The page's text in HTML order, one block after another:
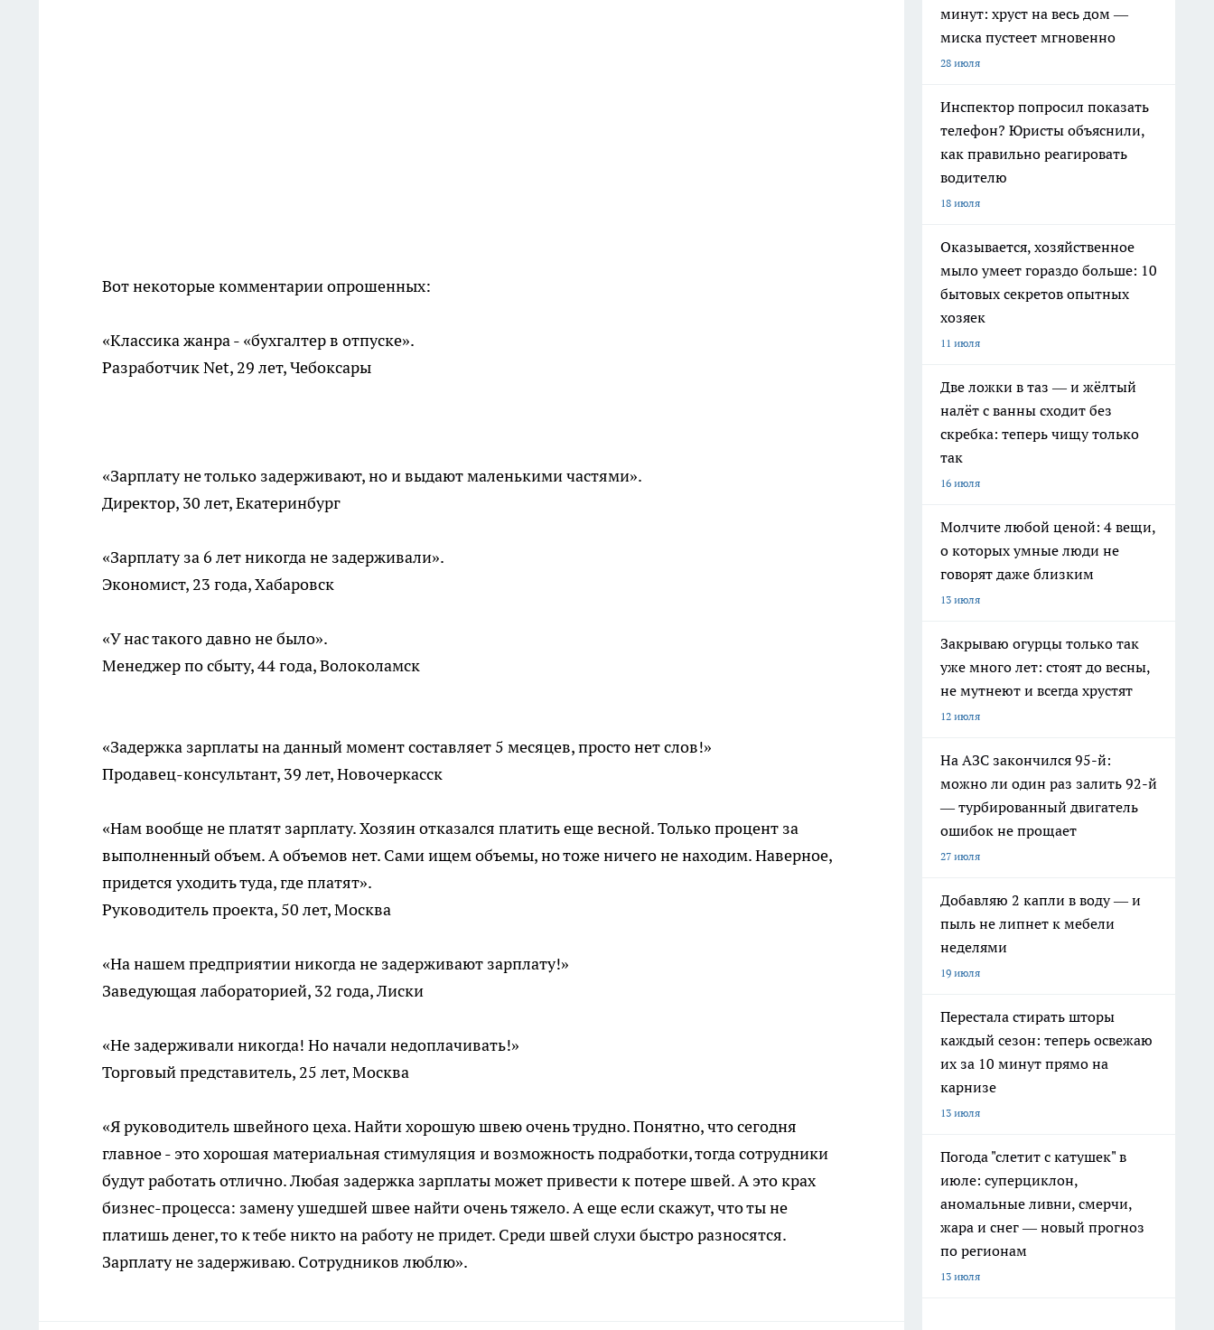
Вот некоторые комментарии опрошенных:
«Классика жанра - «бухгалтер в отпуске».
Разработчик Net, 29 лет, Чебоксары
«Зарплату не только задерживают, но и выдают маленькими частями».
Директор, 30 лет, Екатеринбург
«Зарплату за 6 лет никогда не задерживали».
Экономист, 23 года, Хабаровск
«У нас такого давно не было».
Менеджер по сбыту, 44 года, Волоколамск
«Задержка зарплаты на данный момент составляет 5 месяцев, просто нет слов!»
Продавец-консультант, 39 лет, Новочеркасск
«Нам вообще не платят зарплату. Хозяин отказался платить еще весной. Только процент за
выполненный объем. А объемов нет. Сами ищем объемы, но тоже ничего не находим. Наверное,
придется уходить туда, где платят».
Руководитель проекта, 50 лет, Москва
«На нашем предприятии никогда не задерживают зарплату!»
Заведующая лабораторией, 32 года, Лиски
«Не задерживали никогда! Но начали недоплачивать!»
Торговый представитель, 25 лет, Москва
«Я руководитель швейного цеха. Найти хорошую швею очень трудно. Понятно, что сегодня
главное - это хорошая материальная стимуляция и возможность подработки, тогда сотрудники
будут работать отлично. Любая задержка зарплаты может привести к потере швей. А это крах
бизнес-процесса: замену ушедшей швее найти очень тяжело. А еще если скажут, что ты не
платишь денег, то к тебе никто на работу не придет. Среди швей слухи быстро разносятся.
Зарплату не задерживаю. Сотрудников люблю».
минут: хруст на весь дом —
миска пустеет мгновенно
28 июля
Инспектор попросил показать
телефон? Юристы объяснили,
как правильно реагировать
водителю
18 июля
Оказывается, хозяйственное
мыло умеет гораздо больше: 10
бытовых секретов опытных
хозяек
11 июля
Две ложки в таз — и жёлтый
налёт с ванны сходит без
скребка: теперь чищу только
так
16 июля
Молчите любой ценой: 4 вещи,
о которых умные люди не
говорят даже близким
13 июля
Закрываю огурцы только так
уже много лет: стоят до весны,
не мутнеют и всегда хрустят
12 июля
На АЗС закончился 95-й:
можно ли один раз залить 92-й
— турбированный двигатель
ошибок не прощает
27 июля
Добавляю 2 капли в воду — и
пыль не липнет к мебели
неделями
19 июля
Перестала стирать шторы
каждый сезон: теперь освежаю
их за 10 минут прямо на
карнизе
13 июля
Погода "слетит с катушек" в
июле: суперциклон,
аномальные ливни, смерчи,
жара и снег — новый прогноз
по регионам
13 июля